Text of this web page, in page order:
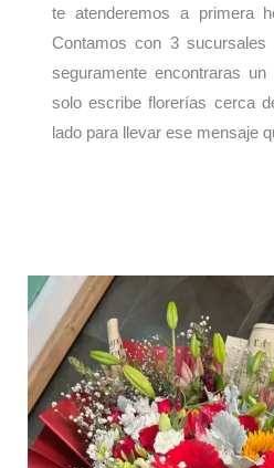
te atenderemos a primera
Contamos con 3
seguramente encontraras
solo escribe florerías cerca
lado para llevar ese mensaje